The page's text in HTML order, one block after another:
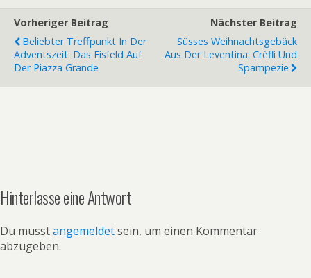
Vorheriger Beitrag
Beliebter Treffpunkt In Der
Adventszeit: Das Eisfeld Auf
Der Piazza Grande
Nächster Beitrag
Süsses Weihnachtsgebäck
Aus Der Leventina: Crèfli Und
Spampezie
Hinterlasse eine Antwort
Du musstangemeldetsein, um einen Kommentar
abzugeben.